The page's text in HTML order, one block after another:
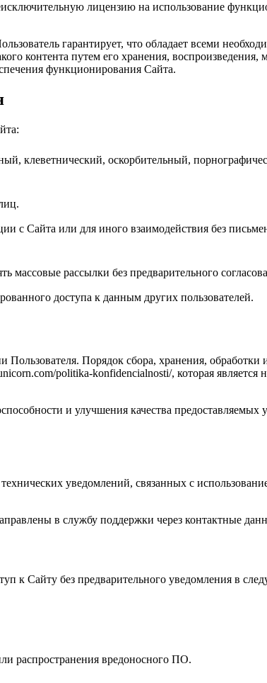
лицензию на использование
гарантирует, что обладает всеми
контента путем его хранения,
функционирования Сайта.
клеветнический, оскорбительный,
с Сайта или для иного взаимодействия без
рассылки без предварительного
доступа к данным других пользователей.
Пользователя. Порядок сбора, хранения,
politika-konfidencialnosti/, которая является
и улучшения качества предоставляемых
уведомлений, связанных с
в службу поддержки через контактные
к Сайту без предварительного уведомления в
распространения вредоносного ПО.